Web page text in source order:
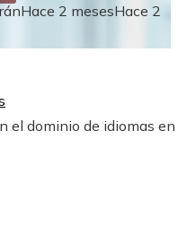
Hace 2 mesesHace 2
el dominio de idiomas en